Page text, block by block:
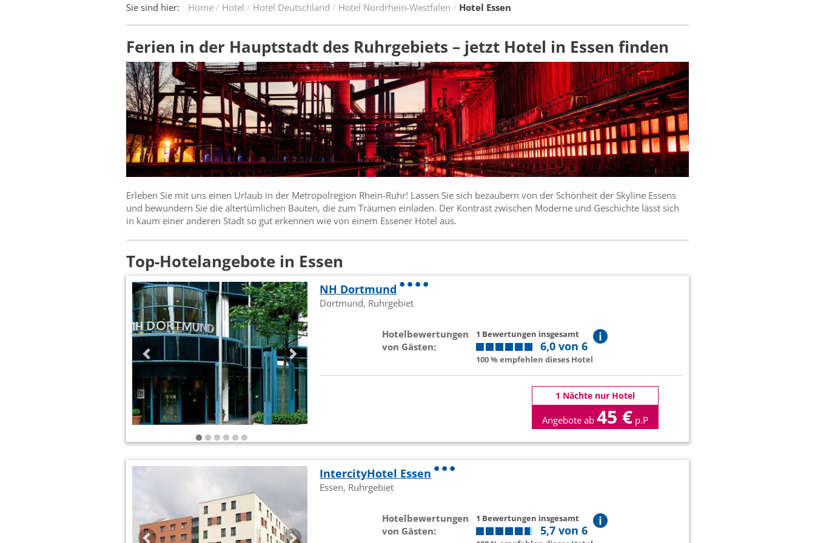
Sie sind hier: Home Hotel Hotel Deutschland Hotel Nordrhein-Westfalen Hotel Essen
Ferien in der Hauptstadt des Ruhrgebiets – jetzt Hotel in Essen finden
Erleben Sie mit uns einen Urlaub in der Metropolregion Rhein-Ruhr! Lassen Sie sich bezaubern von der Schönheit der Skyline Essens
und bewundern Sie die altertümlichen Bauten, die zum Träumen einladen. Der Kontrast zwischen Moderne und Geschichte lässt sich
in kaum einer anderen Stadt so gut erkennen wie von einem Essener Hotel aus.
Top-Hotelangebote in Essen
NH Dortmund
Dortmund, Ruhrgebiet
Hotelbewertungen
von Gästen:
1 Bewertungen insgesamt
6,0 von 6
100 % empfehlen dieses Hotel
1 Nächte nur Hotel
Angebote ab 45 € p.P
IntercityHotel Essen
Essen, Ruhrgebiet
Hotelbewertungen
von Gästen:
1 Bewertungen insgesamt
5,7 von 6